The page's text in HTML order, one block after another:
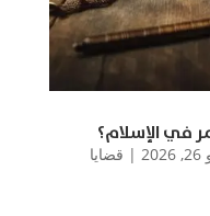
في الإسلام؟
| قضايا